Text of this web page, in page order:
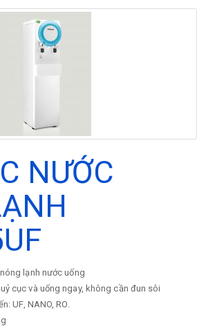
NƯỚC
lạnh nước uống
cục và uống ngay, không cần đun sôi
UF, NANO, RO.